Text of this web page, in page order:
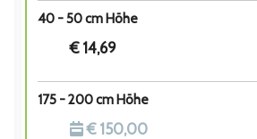
40 - 50 cm Höhe
€ 14,69
175 - 200 cm Höhe
€ 150,00